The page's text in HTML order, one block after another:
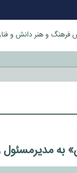
فرهنگ و هنردانش و
مدیرمسئول